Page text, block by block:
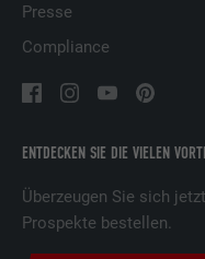
ENTDECKEN SIE DIE VIELEN
Überzeugen Sie sich
Prospekte bestellen.
Presse
Compliance
Zweck
Wird
Anbieter LinkedIn